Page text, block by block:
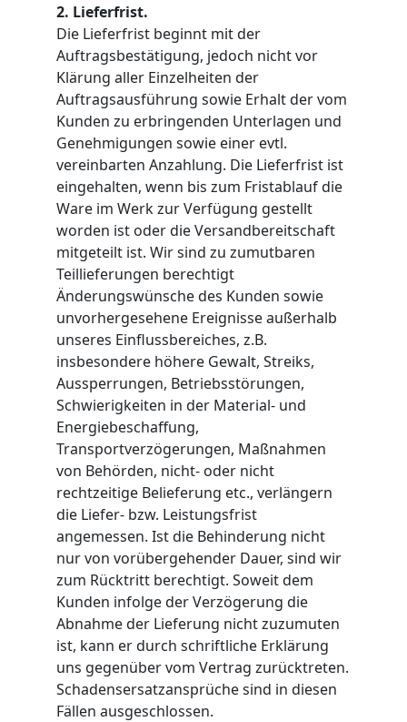
2. Lieferfrist.
Die Lieferfrist beginnt mit der
Auftragsbestätigung, jedoch nicht vor
Klärung aller Einzelheiten der
Auftragsausführung sowie Erhalt der vom
Kunden zu erbringenden Unterlagen und
Genehmigungen sowie einer evtl.
vereinbarten Anzahlung. Die Lieferfrist ist
eingehalten, wenn bis zum Fristablauf die
Ware im Werk zur Verfügung gestellt
worden ist oder die Versandbereitschaft
mitgeteilt ist. Wir sind zu zumutbaren
Teillieferungen berechtigt
Änderungswünsche des Kunden sowie
unvorhergesehene Ereignisse außerhalb
unseres Einflussbereiches, z.B.
insbesondere höhere Gewalt, Streiks,
Aussperrungen, Betriebsstörungen,
Schwierigkeiten in der Material- und
Energiebeschaffung,
Transportverzögerungen, Maßnahmen
von Behörden, nicht- oder nicht
rechtzeitige Belieferung etc., verlängern
die Liefer- bzw. Leistungsfrist
angemessen. Ist die Behinderung nicht
nur von vorübergehender Dauer, sind wir
zum Rücktritt berechtigt. Soweit dem
Kunden infolge der Verzögerung die
Abnahme der Lieferung nicht zuzumuten
ist, kann er durch schriftliche Erklärung
uns gegenüber vom Vertrag zurücktreten.
Schadensersatzansprüche sind in diesen
Fällen ausgeschlossen.